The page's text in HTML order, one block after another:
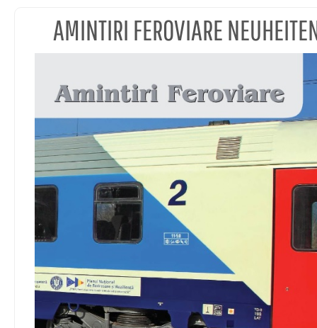
AMINTIRI FEROVIARE